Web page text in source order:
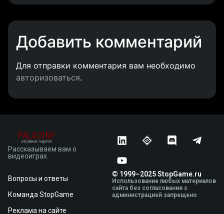
Добавить комментарий
Для отправки комментария вам необходимо
авторизоваться.
Рассказываем вам о
видеоиграх
Вопросы и ответы
Команда StopGame
Реклама на сайте
© 1999–2025 StopGame.ru
Использование любых материалов
сайта без согласования с
администрацией запрещено